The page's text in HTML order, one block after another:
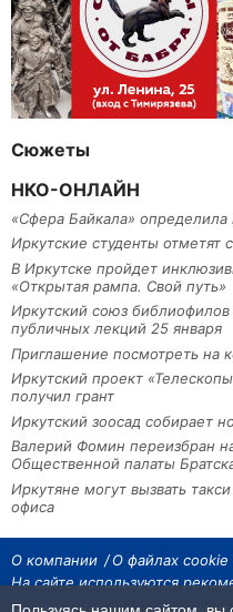
Сюжеты
НКО-ОНЛАЙН
«Сфера Байкала»
Иркутские студенты отметят
В Иркутске пройдет
«Открытая рампа. Свой путь»
Иркутский союз
публичных лекций 25 января
Приглашение посмотреть на
Иркутский проект
получил грант
Иркутский зоосад собирает
Валерий Фомин переизбран
Общественной палаты
Иркутяне могут вызвать
офиса
О компании
О файлах cookie
На сайте используются